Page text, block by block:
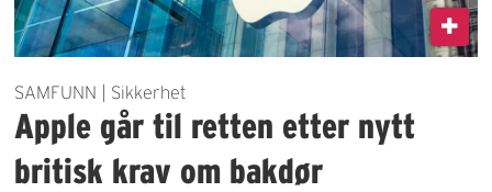
SAMFUNN | Sikkerhet
Apple går til retten etter nytt
britisk krav om bakdør